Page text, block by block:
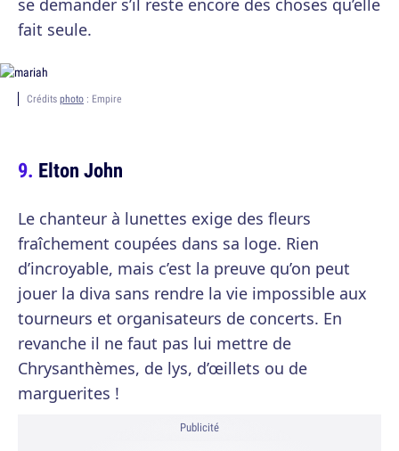
se demander s’il reste encore des choses qu’elle
fait seule.
Crédits photo : Empire
Elton John
Le chanteur à lunettes exige des fleurs
fraîchement coupées dans sa loge. Rien
d’incroyable, mais c’est la preuve qu’on peut
jouer la diva sans rendre la vie impossible aux
tourneurs et organisateurs de concerts. En
revanche il ne faut pas lui mettre de
Chrysanthèmes, de lys, d’œillets ou de
marguerites !
Publicité